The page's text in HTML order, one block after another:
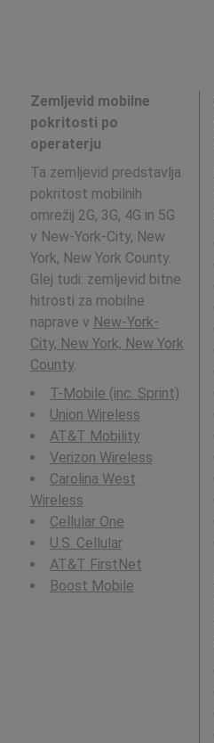
Zemljevid mobilne
pokritosti po
operaterju
Ta zemljevid predstavlja
pokritost mobilnih
omrežij 2G, 3G, 4G in 5G
v New-York-City, New
York, New York County.
Glej tudi: zemljevid bitne
hitrosti za mobilne
naprave v New-York-
City, New York, New York
County.
T-Mobile (inc. Sprint)
Union Wireless
AT&T Mobility
Verizon Wireless
Carolina West
Wireless
Cellular One
U.S. Cellular
AT&T FirstNet
Boost Mobile